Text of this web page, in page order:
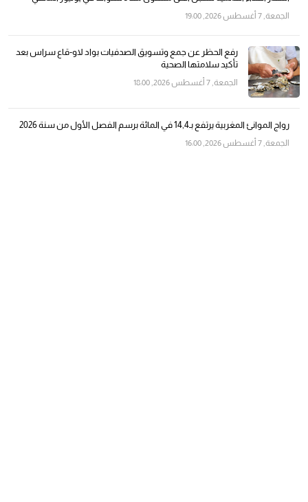
الجمعة, 7 أغسطس 2026, 19:00
رفع الحظر عن جمع وتسويق الصدفيات بواد لاو-قاع سراس بعد
تأكيد سلامتها الصحية
الجمعة, 7 أغسطس 2026, 18:00
رواج الموانئ المغربية يرتفع بـ14,4 في المائة برسم الفصل الأول من سنة 2026
الجمعة, 7 أغسطس 2026, 16:00